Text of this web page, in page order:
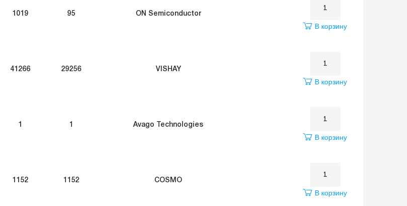
1019 95 ON Semiconductor
В корзину
41266 29256 VISHAY
В корзину
1 1 Avago Technologies
В корзину
1152 1152 COSMO
В корзину